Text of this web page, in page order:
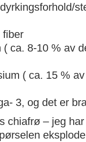
fiber
ca. 8-10 % av
( ca. 15 %
3, og det er
chiafrø – jeg